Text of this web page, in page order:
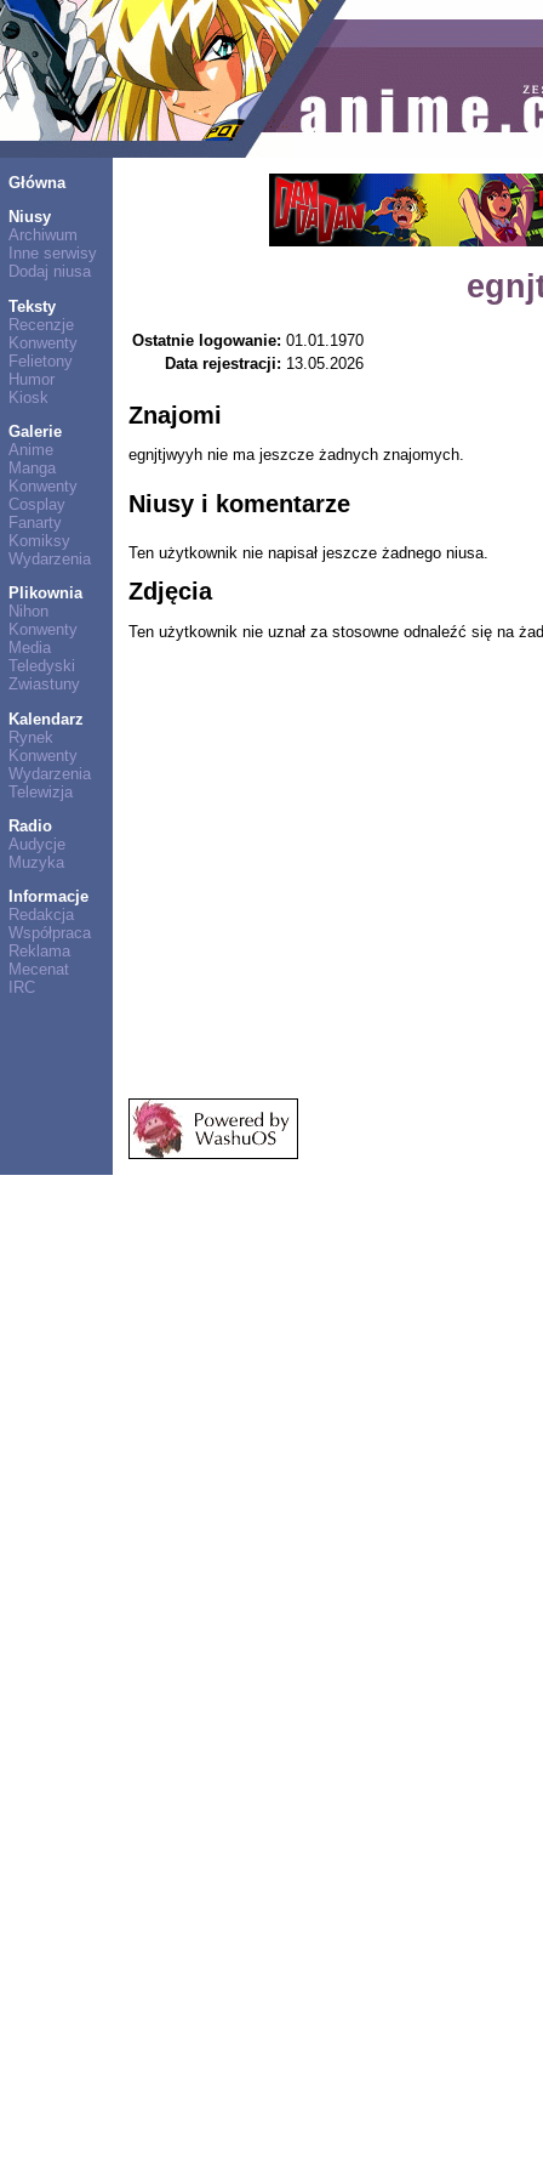
Główna
Niusy
Archiwum
Inne serwisy
Dodaj niusa
Teksty
Recenzje
Konwenty
Felietony
Humor
Kiosk
Galerie
Anime
Manga
Konwenty
Cosplay
Fanarty
Komiksy
Wydarzenia
Plikownia
Nihon
Konwenty
Media
Teledyski
Zwiastuny
Kalendarz
Rynek
Konwenty
Wydarzenia
Telewizja
Radio
Audycje
Muzyka
Informacje
Redakcja
Współpraca
Reklama
Mecenat
IRC
Ostatnie logowanie: 01.01.1970
Data rejestracji: 13.05.2026
Znajomi
egnjtjwyyh nie ma jeszcze żadnych znajomych.
Niusy i komentarze
Ten użytkownik nie napisał jeszcze żadnego niusa.
Zdjęcia
Ten użytkownik nie uznał za stosowne odnaleźć się na